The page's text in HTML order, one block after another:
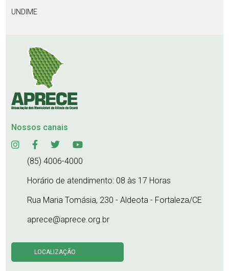
UNDIME
Nossos canais
(85) 4006-4000
Horário de atendimento: 08 às 17 Horas
Rua Maria Tomásia, 230 - Aldeota - Fortaleza/CE
aprece@aprece.org.br
LOCALIZAÇÃO